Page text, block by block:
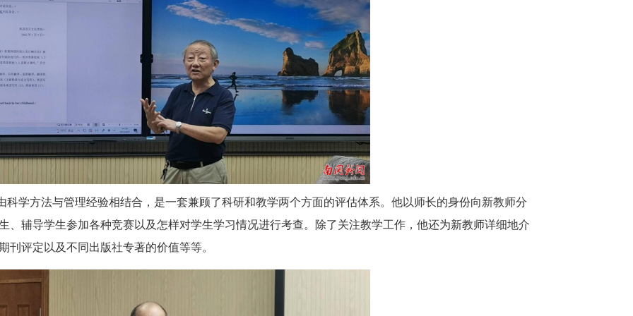
科学方法与管理经验相结合，是一套兼顾了科研和教学两个方面的评估体系。他以师长的身份向新教师分
、辅导学生参加各种竞赛以及怎样对学生学习情况进行考查。除了关注教学工作，他还为新教师详细地介
刊评定以及不同出版社专著的价值等等。